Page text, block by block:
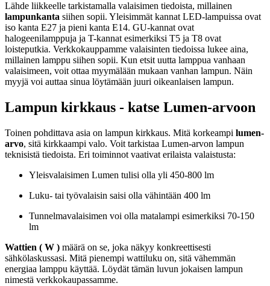
Lähde liikkeelle tarkistamalla valaisimen tiedoista, millainen
lampunkanta siihen sopii. Yleisimmät kannat LED-lampuissa ovat
iso kanta E27 ja pieni kanta E14. GU-kannat ovat
halogeenilamppuja ja T-kannat esimerkiksi T5 ja T8 ovat
loisteputkia. Verkkokauppamme valaisinten tiedoissa lukee aina,
millainen lamppu siihen sopii. Kun etsit uutta lamppua vanhaan
valaisimeen, voit ottaa myymälään mukaan vanhan lampun. Näin
myyjä voi auttaa sinua löytämään juuri oikeanlaisen lampun.
Lampun kirkkaus - katse Lumen-arvoon
Toinen pohdittava asia on lampun kirkkaus. Mitä korkeampi lumen-
arvo, sitä kirkkaampi valo. Voit tarkistaa Lumen-arvon lampun
teknisistä tiedoista. Eri toiminnot vaativat erilaista valaistusta:
Yleisvalaisimen Lumen tulisi olla yli 450-800 lm
Luku- tai työvalaisin saisi olla vähintään 400 lm
Tunnelmavalaisimen voi olla matalampi esimerkiksi 70-150
lm
Wattien ( W ) määrä on se, joka näkyy konkreettisesti
sähkölaskussasi. Mitä pienempi wattiluku on, sitä vähemmän
energiaa lamppu käyttää. Löydät tämän luvun jokaisen lampun
nimestä verkkokaupassamme.